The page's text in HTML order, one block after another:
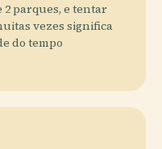
parques, e tentar
vezes significa
do tempo